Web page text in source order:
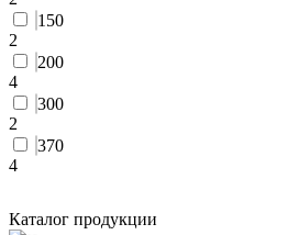
150
2
200
4
300
2
370
4
Каталог продукции